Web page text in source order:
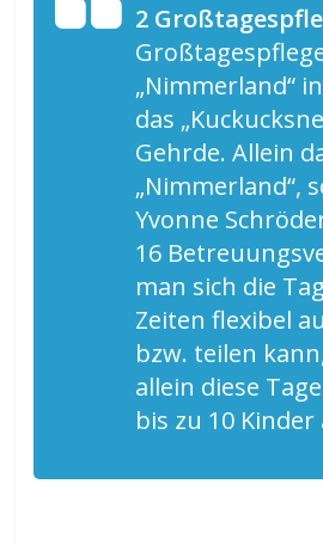
2
„Nimmerland“
das
Gehrde. Allein
„Nimmerland“,
Yvonne
16
man sich die
Zeiten flexibel
bzw. teilen
allein diese
bis zu 10 Kinder